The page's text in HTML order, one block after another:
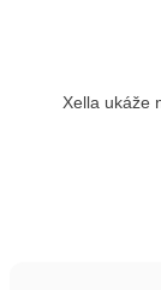
Xella ukáže